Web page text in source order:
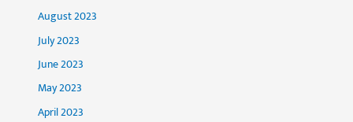
August 2023
July 2023
June 2023
May 2023
April 2023